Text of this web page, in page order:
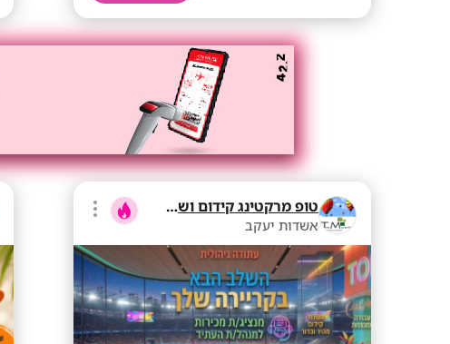
טופ מרקטינג קידום ושיווק בע"מ
אשדות יעקב